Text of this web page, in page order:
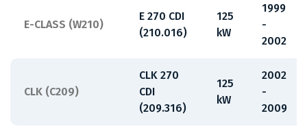
E-CLASS (W210)
E 270 CDI
(210.016)
125
kW
1999
-
2002
CLK (C209)
CLK 270
CDI
(209.316)
125
kW
2002
-
2009